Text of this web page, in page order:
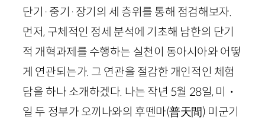
단기·중기·장기의 세 층위를 통해 점검해보자.
먼저, 구체적인 정세 분석에 기초해 남한의 단기
적 개혁과제를 수행하는 실천이 동아시아와 어떻
게 연관되는가. 그 연관을 절감한 개인적인 체험
담을 하나 소개하겠다. 나는 작년 5월 28일, 미・
일 두 정부가 오끼나와의 후뗀마(普天間) 미군기